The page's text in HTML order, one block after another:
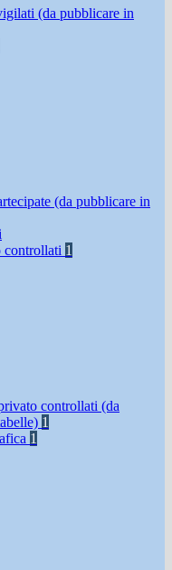
(da pubblicare in
(da pubblicare in
1
controllati (da
1
1